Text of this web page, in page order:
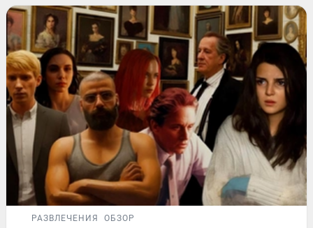
РАЗВЛЕЧЕНИЯ ОБЗОР